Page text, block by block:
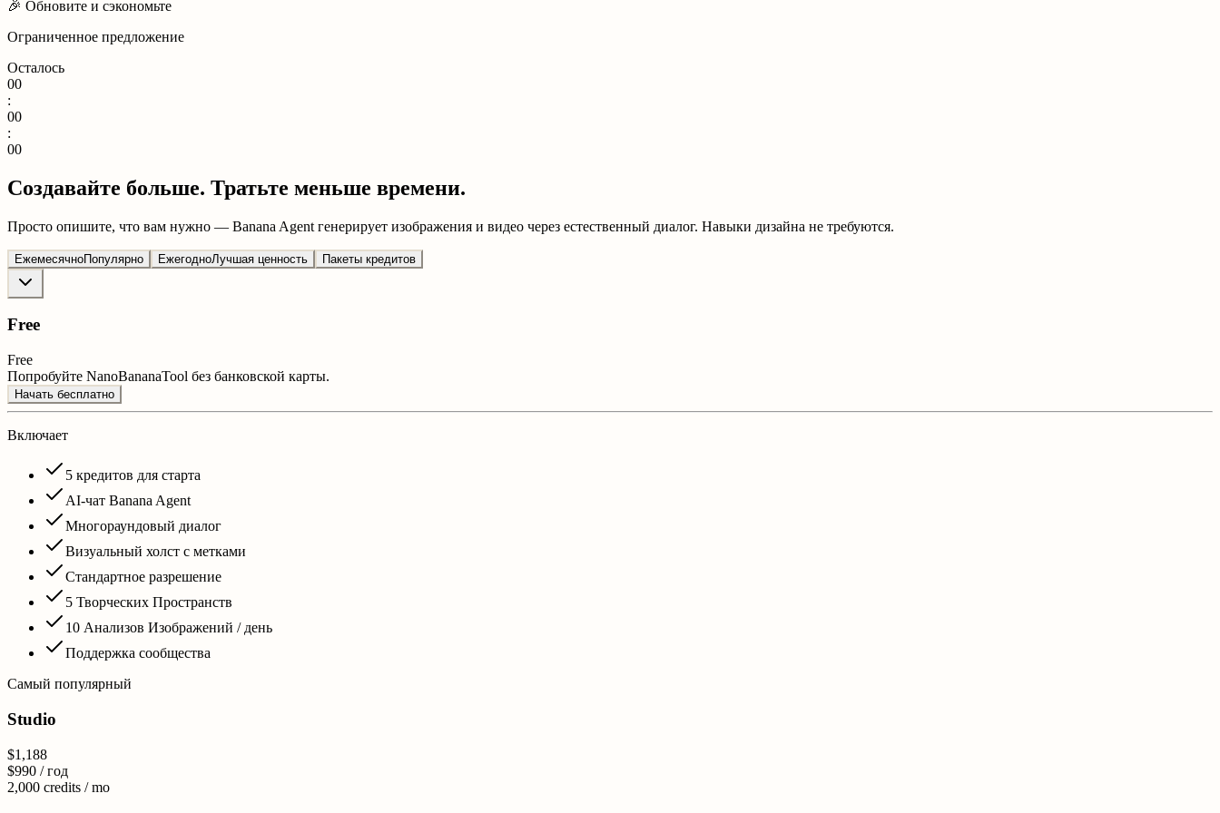
🎉 Обновите и сэкономьте
Ограниченное предложение
Осталось
00
:
00
:
00
Создавайте больше. Тратьте меньше времени.
Просто опишите, что вам нужно — Banana Agent генерирует изображения и видео через естественный диалог. Навыки дизайна не требуются.
ЕжемесячноПопулярно ЕжегодноЛучшая ценность Пакеты кредитов
Free
Free
Попробуйте NanoBananaTool без банковской карты.
Начать бесплатно
Включает
5 кредитов для старта
AI-чат Banana Agent
Многораундовый диалог
Визуальный холст с метками
Стандартное разрешение
5 Творческих Пространств
10 Анализов Изображений / день
Поддержка сообщества
Самый популярный
Studio
$1,188
$990 / год
2,000 credits / mo